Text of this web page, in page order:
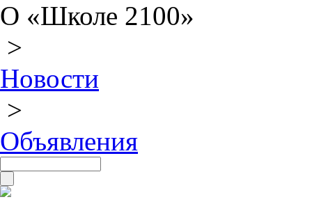
О «Школе 2100»
>
Новости
>
Объявления